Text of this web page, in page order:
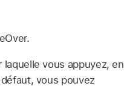
vous appuyez, en
vous pouvez